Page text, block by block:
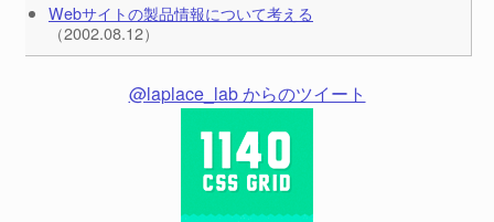
Webサイトの製品情報について考える
（2002.08.12）
@laplace_lab からのツイート